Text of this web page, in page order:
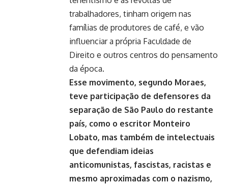
trabalhadores, tinham origem nas
famílias de produtores de café, e vão
influenciar a própria Faculdade de
Direito e outros centros do pensamento
da época.
Esse movimento, segundo Moraes,
teve participação de defensores da
separação de São Paulo do restante
país, como o escritor Monteiro
Lobato, mas também de intelectuais
que defendiam ideias
anticomunistas, fascistas, racistas e
mesmo aproximadas com o nazismo,